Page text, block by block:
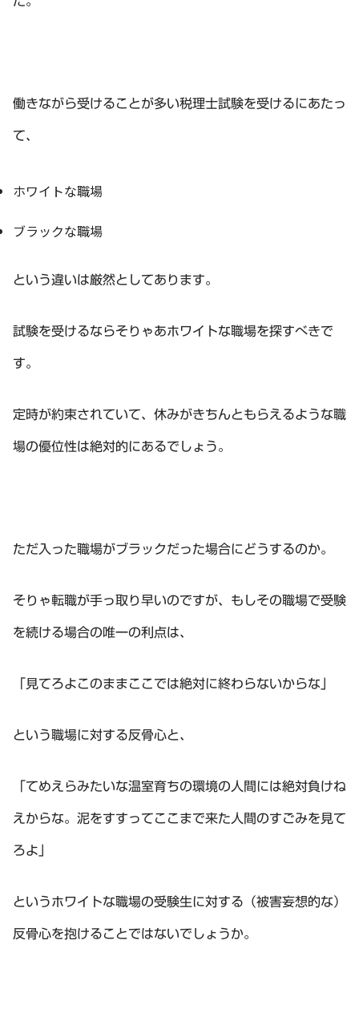
働きながら受けることが多い税理士試験を受けるにあたっ
て、
ホワイトな職場
ブラックな職場
という違いは厳然としてあります。
試験を受けるならそりゃあホワイトな職場を探すべきで
す。
定時が約束されていて、休みがきちんともらえるような職
場の優位性は絶対的にあるでしょう。
ただ入った職場がブラックだった場合にどうするのか。
そりゃ転職が手っ取り早いのですが、もしその職場で受験
を続ける場合の唯一の利点は、
「見てろよこのままここでは絶対に終わらないからな」
という職場に対する反骨心と、
「てめえらみたいな温室育ちの環境の人間には絶対負けね
えからな。泥をすすってここまで来た人間のすごみを見て
ろよ」
というホワイトな職場の受験生に対する（被害妄想的な）
反骨心を抱けることではないでしょうか。